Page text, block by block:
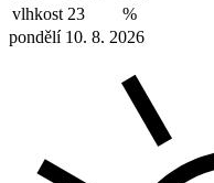
vlhkost 23
%
pondělí 10. 8. 2026